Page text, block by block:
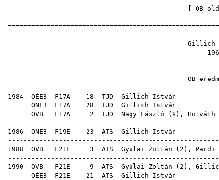
OB
Gillich
OB
1984 OÉEB F17A 18 TJD
ONEB F17A 28 TJD
OVB F17A 12 TJD Nagy László ( 9 ), Horváth
1986 ONEB F19E 23 ATS
1988 OVB F21E 13 ATS Gyulai Zoltán ( 2 ), Pardi
1990 OVB F21E 9 ATS Gyulai Zoltán ( 2 ),
OÉEB F21E 21 ATS